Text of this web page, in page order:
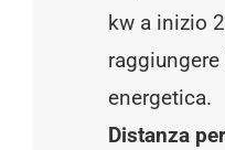
kw a inizio
raggiungere
energetica.
Distanza